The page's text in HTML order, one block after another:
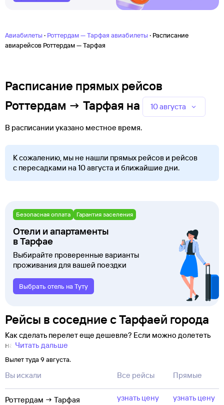
Авиабилеты · Роттердам — Тарфая авиабилеты · Расписание
авиарейсов Роттердам — Тарфая
Расписание прямых рейсов
Роттердам → Тарфая на 10 августа
В расписании указано местное время.
К сожалению, мы не нашли прямых рейсов и рейсов
с пересадками на 10 августа и ближайшие дни.
Безопасная оплата Гарантия заселения
Отели и апартаменты
в Тарфае
Выбирайте проверенные варианты
проживания для вашей поездки
Выбрать отель на Туту
Рейсы в соседние с Тарфаей города
Как сделать перелет еще дешевле? Если можно долететь
на Читать дальше
Вылет туда 9 августа.
Вы искали Все рейсы Прямые
Роттердам → Тарфая узнать цену узнать цену